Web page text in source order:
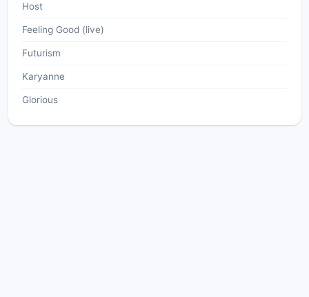
Host
Feeling Good (live)
Futurism
Karyanne
Glorious